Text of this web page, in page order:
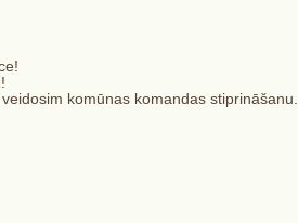
komūnas komandas stiprināšanu.